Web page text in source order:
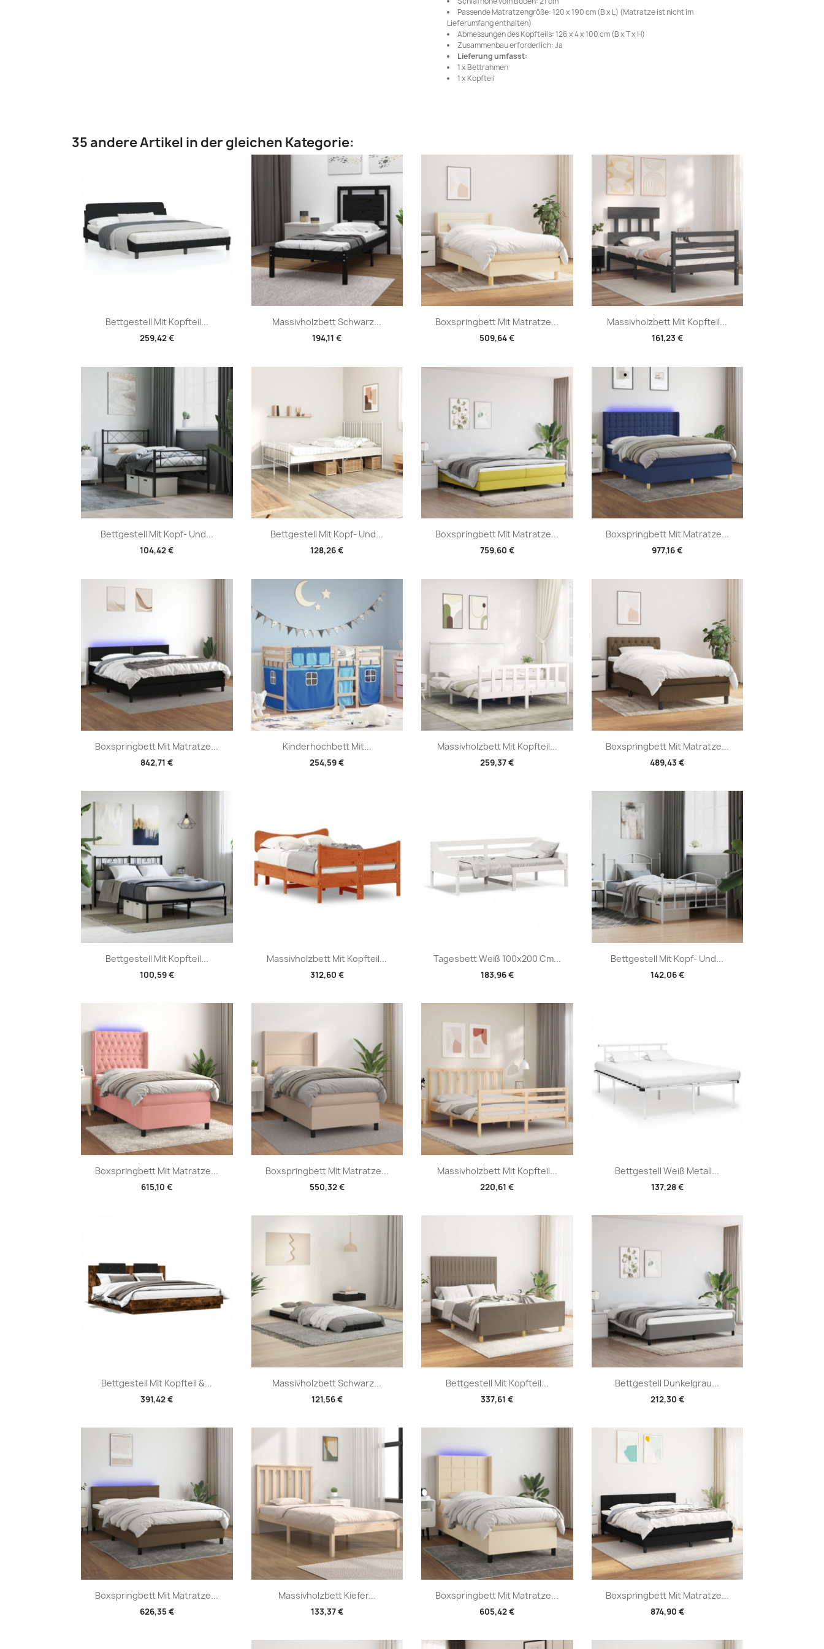
Passende Matratzengröße: 120 x 190 cm (B x L) (Matratze ist nicht im
Lieferumfang enthalten)
Abmessungen des Kopfteils: 126 x 4 x 100 cm (B x T x H)
Zusammenbau erforderlich: Ja
Lieferung umfasst:
1 x Bettrahmen
1 x Kopfteil
35 andere Artikel in der gleichen Kategorie:
Bettgestell Mit Kopfteil...
259,42 €
Vorschau Massivholzbett Schwarz...
194,11 €
Vorschau Boxspringbett Mit Matratze...
509,64 €
Vorschau Massivholzbett Mit Kopfteil...
161,23 €
Vorschau
Bettgestell Mit Kopf- Und...
104,42 €
Vorschau Bettgestell Mit Kopf- Und...
128,26 €
Vorschau Boxspringbett Mit Matratze...
759,60 €
Vorschau Boxspringbett Mit Matratze...
977,16 €
Vorschau
Boxspringbett Mit Matratze...
842,71 €
Vorschau Kinderhochbett Mit...
254,59 €
Vorschau Massivholzbett Mit Kopfteil...
259,37 €
Vorschau Boxspringbett Mit Matratze...
489,43 €
Vorschau
Bettgestell Mit Kopfteil...
100,59 €
Vorschau Massivholzbett Mit Kopfteil...
312,60 €
Vorschau Tagesbett Weiß 100x200 Cm...
183,96 €
Vorschau Bettgestell Mit Kopf- Und...
142,06 €
Vorschau
Boxspringbett Mit Matratze...
615,10 €
Vorschau Boxspringbett Mit Matratze...
550,32 €
Vorschau Massivholzbett Mit Kopfteil...
220,61 €
Vorschau Bettgestell Weiß Metall...
137,28 €
Vorschau
Bettgestell Mit Kopfteil &...
391,42 €
Vorschau Massivholzbett Schwarz...
121,56 €
Vorschau Bettgestell Mit Kopfteil...
337,61 €
Vorschau Bettgestell Dunkelgrau...
212,30 €
Vorschau
Boxspringbett Mit Matratze...
626,35 €
Vorschau Massivholzbett Kiefer...
133,37 €
Vorschau Boxspringbett Mit Matratze...
605,42 €
Vorschau Boxspringbett Mit Matratze...
874,90 €
Vorschau